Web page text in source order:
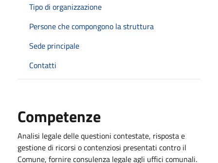
Tipo di organizzazione
Persone che compongono la struttura
Sede principale
Contatti
Competenze
Analisi legale delle questioni contestate, risposta e
gestione di ricorsi o contenziosi presentati contro il
Comune, fornire consulenza legale agli uffici comunali.